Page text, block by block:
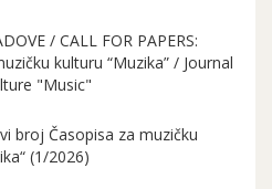
/ CALL FOR PAPERS:
kulturu “Muzika” / Journal
"Music"
broj Časopisa za muzičku
(1/2026)